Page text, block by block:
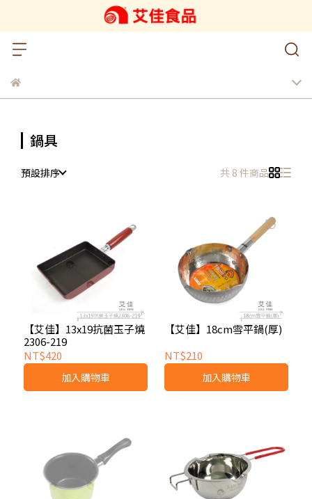
鍋具
預設排序 共 8 件商品
【艾佳】13x19抗菌玉子燒
2306-219
NT$420
加入購物車
【艾佳】18cm雪平鍋(厚)
NT$210
加入購物車